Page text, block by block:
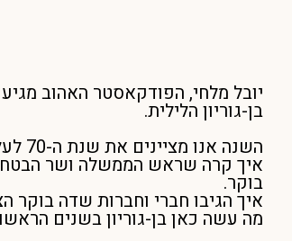
יובל מלחי, הפודקאסטר האהוב
בן-גוריון הלילית.
איך קרה שראש הממשלה ושר
בוקר.
איך הגיבו חברי וחברות שדה בוקר
מה עשה כאן בן-גוריון בשנים